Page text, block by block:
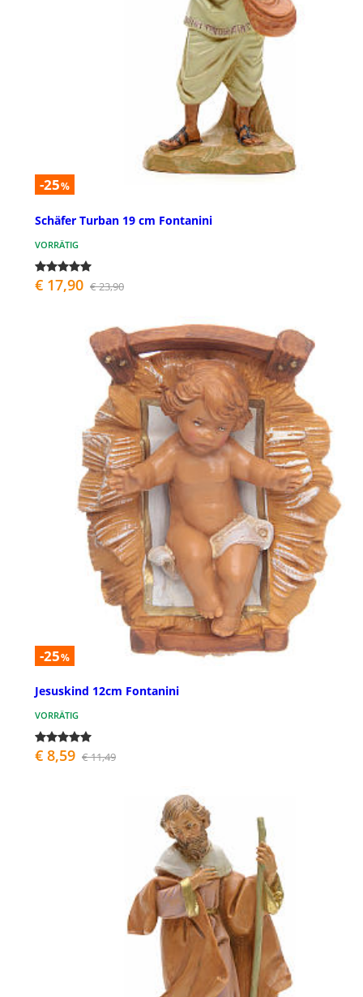
-25%
Schäfer Turban 19 cm Fontanini
VORRÄTIG
€ 17,90 € 23,90
-25%
Jesuskind 12cm Fontanini
VORRÄTIG
€ 8,59 € 11,49